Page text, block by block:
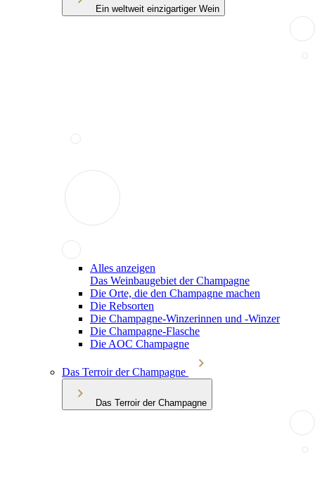
Ein weltweit einzigartiger Wein
Alles anzeigen
Das Weinbaugebiet der Champagne
Die Orte, die den Champagne machen
Die Rebsorten
Die Champagne-Winzerinnen und -Winzer
Die Champagne-Flasche
Die AOC Champagne
Das Terroir der Champagne
Das Terroir der Champagne